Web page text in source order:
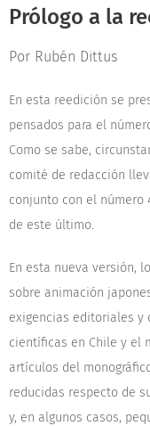
Prólogo a la
Por Rubén Dittus
En esta reedición se
pensados para el
Como se sabe,
comité de redacción
conjunto con el número
de este último.
En esta nueva versión,
sobre animación
exigencias editoriales y
científicas en Chile y el
artículos del
reducidas respecto de
y, en algunos casos,